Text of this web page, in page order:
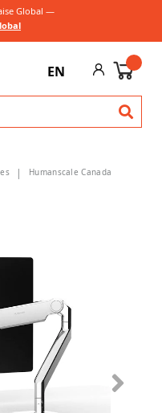
Global —
EN
Humanscale Canada